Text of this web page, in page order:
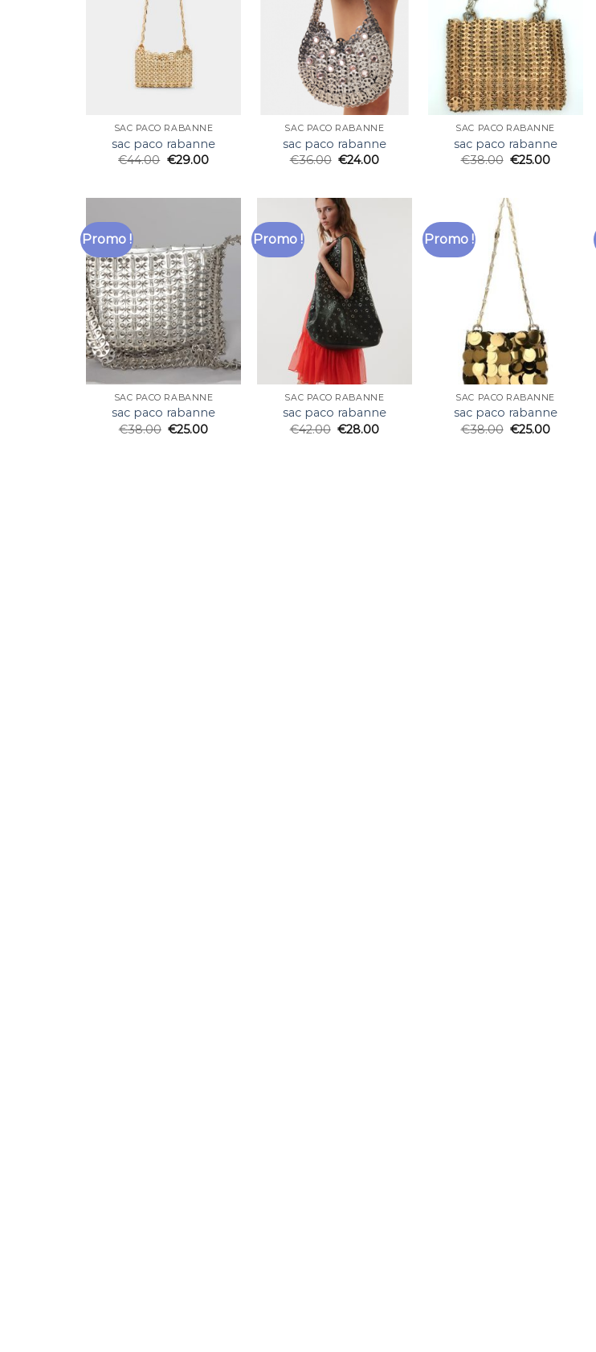
SAC PACO RABANNE
sac paco rabanne
€44.00 €29.00
SAC PACO RABANNE
sac paco rabanne
€36.00 €24.00
SAC PACO RABANNE
sac paco rabanne
€38.00 €25.00
Promo !
SAC PACO RABANNE
sac paco rabanne
€38.00 €25.00
Promo !
SAC PACO RABANNE
sac paco rabanne
€42.00 €28.00
Promo !
SAC PACO RABANNE
sac paco rabanne
€38.00 €25.00